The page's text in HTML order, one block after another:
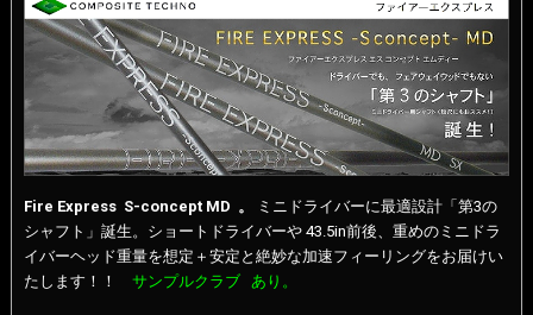
Fire Express S-concept MD 。
ミニドライバーに最適設計「第3の
シャフト」誕生。ショートドライバーや 43.5in前後、重めのミニドラ
イバーヘッド重量を想定＋安定と絶妙な加速フィーリングをお届けい
たします！！ サンプルクラブ あり。